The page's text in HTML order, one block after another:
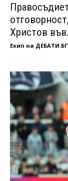
Христов
Екип на ДЕБАТИ.БГ